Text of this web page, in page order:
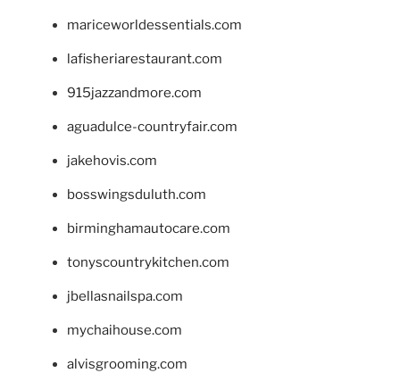
mariceworldessentials.com
lafisheriarestaurant.com
915jazzandmore.com
aguadulce-countryfair.com
jakehovis.com
bosswingsduluth.com
birminghamautocare.com
tonyscountrykitchen.com
jbellasnailspa.com
mychaihouse.com
alvisgrooming.com